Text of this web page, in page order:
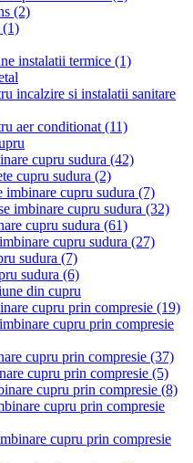
(2)
(1)
instalatii termice (1)
incalzire si instalatii sanitare
aer conditionat (11)
cupru sudura (42)
cupru sudura (2)
imbinare cupru sudura (7)
imbinare cupru sudura (32)
cupru sudura (61)
cupru sudura (27)
sudura (7)
sudura (6)
din cupru
cupru prin compresie (19)
cupru prin compresie
cupru prin compresie (37)
cupru prin compresie (5)
cupru prin compresie (8)
cupru prin compresie
cupru prin compresie